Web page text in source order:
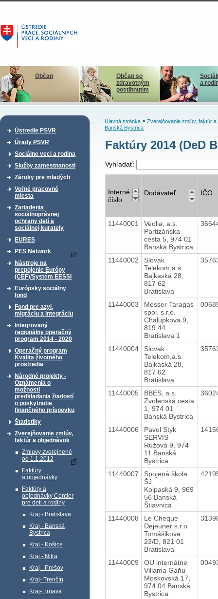
Občan
Občan so
zdravotným
postihnutím
a
Ústredie PSVR
Úrady PSVR
Sociálne veci a rodina
Služby zamestnanosti
Záruky pre mladých
Voľné pracovné
miesta
Zariadenia
sociálnoprávnej
ochrany detí a
sociálnej kurately
EURES
PES Network
Nástroje na
prepojenie Európy
(CEF)/Systém EESSI
Európsky sociálny
fond
Fond pre azyl,
migráciu a integráciu
Integrovaný
regionálny operačný
program 2014 - 2020
Operačný program
Kvalita životného
prostredia
Národné projekty -
Oznámenia o
možnosti
predkladania žiadostí
o poskytnutie
finančného príspevku
Štatistiky
Zverejňovanie zmlúv,
faktúr a objednávok
Zmluvy zverejnené
od 1.1.2012
Faktúry
a objednávky
Faktúry a
objednávky Centier
pre deti a rodiny
Kraj - Bratislava
Kraj - Banská
Bystrica
Kraj - Košice
Kraj - Nitra
Kraj - Prešov
Kraj- Trenčín
Kraj- Trnava
Hlavná stránka> Zverejňovanie zmlúv, faktúr a
Banská Bystrica
Faktúry 2014 (DeD
Vyhľadať:
Interné
číslo
Dodávateľ IČO
11440001
Veolia, a.s.
Partizánska
cesta 5, 974 01
Banská Bystrica
11440002
Slovak
Telekom,a.s.
Bajkaská 28,
817 62
Bratislava
11440003
Messer Taragas
spol. s.r.o.
Chalupkova 9,
819 44
Bratislava 1
11440004
Slovak
Telekom,a.s.
Bajkaská 28,
817 62
Bratislava
11440005
BBES, a.s.
Zvolenská cesta
1, 974 01
Banská Bystrica
11440006
Pavol Styk
SERVIS
Ružová 9, 974
11 Banská
Bystrica
11440007
Spojená škola
ŠJ
Kolpaská 9, 969
56 Banská
Štiavnica
11440008
Le Cheque
Dejeuner s.r.o.
Tomášikova
23/D, 821 01
Bratislava
11440009
OU internátne
Viliama Gaňu
Moskovská 17,
974 04 Banská
Bystrica